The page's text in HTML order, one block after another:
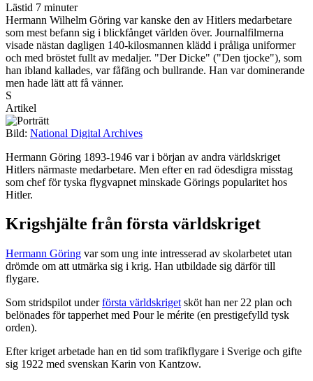
Lästid 7 minuter
Hermann Wilhelm Göring var kanske den av Hitlers medarbetare
som mest befann sig i blickfånget världen över. Journalfilmerna
visade nästan dagligen 140-kilosmannen klädd i pråliga uniformer
och med bröstet fullt av medaljer. "Der Dicke" ("Den tjocke"), som
han ibland kallades, var fåfäng och bullrande. Han var dominerande
men hade lätt att få vänner.
S
Artikel
Bild: National Digital Archives
Hermann Göring 1893-1946 var i början av andra världskriget
Hitlers närmaste medarbetare. Men efter en rad ödesdigra misstag
som chef för tyska flygvapnet minskade Görings popularitet hos
Hitler.
Krigshjälte från första världskriget
Hermann Göring var som ung inte intresserad av skolarbetet utan
drömde om att utmärka sig i krig. Han utbildade sig därför till
flygare.
Som stridspilot underförsta världskriget sköt han ner 22 plan och
belönades för tapperhet med Pour le mérite (en prestigefylld tysk
orden).
Efter kriget arbetade han en tid som trafikflygare i Sverige och gifte
sig 1922 med svenskan Karin von Kantzow.